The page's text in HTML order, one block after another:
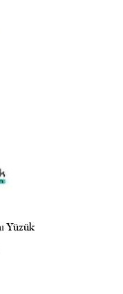
Yüzük